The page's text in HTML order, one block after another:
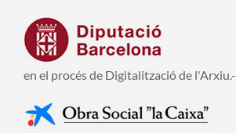
en el procés de Digitalització de l'Arxiu.-